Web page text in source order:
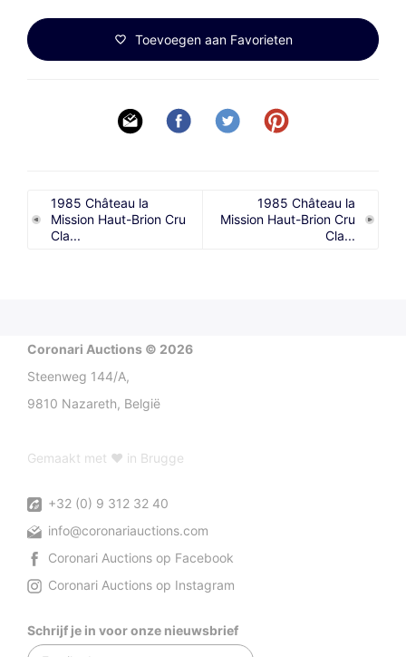
Toevoegen aan Favorieten
1985 Château la
Mission Haut-Brion Cru
Cla...
1985 Château la
Mission Haut-Brion Cru
Cla...
Coronari Auctions © 2026
Steenweg 144/A,
9810 Nazareth, België
Gemaakt met ♥ in Brugge
+32 (0) 9 312 32 40
info@coronariauctions.com
Coronari Auctions op Facebook
Coronari Auctions op Instagram
Schrijf je in voor onze nieuwsbrief